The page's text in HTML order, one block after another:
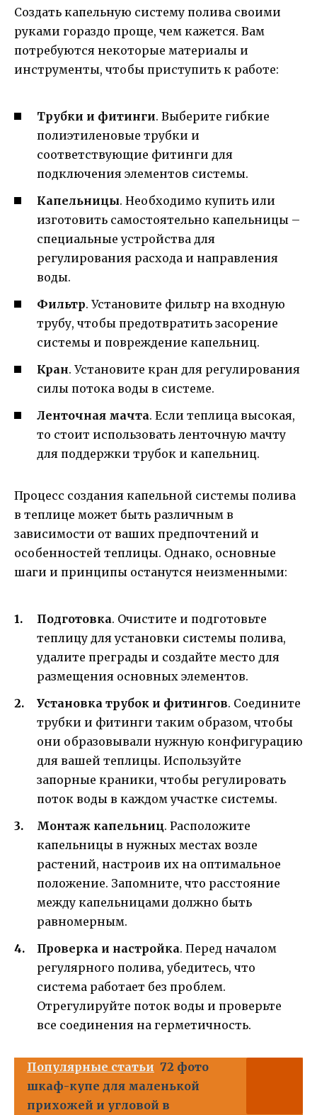
Создать капельную систему полива своими
руками гораздо проще, чем кажется. Вам
потребуются некоторые материалы и
инструменты, чтобы приступить к работе:
Трубки и фитинги. Выберите гибкие
полиэтиленовые трубки и
соответствующие фитинги для
подключения элементов системы.
Капельницы. Необходимо купить или
изготовить самостоятельно капельницы –
специальные устройства для
регулирования расхода и направления
воды.
Фильтр. Установите фильтр на входную
трубу, чтобы предотвратить засорение
системы и повреждение капельниц.
Кран. Установите кран для регулирования
силы потока воды в системе.
Ленточная мачта. Если теплица высокая,
то стоит использовать ленточную мачту
для поддержки трубок и капельниц.
Процесс создания капельной системы полива
в теплице может быть различным в
зависимости от ваших предпочтений и
особенностей теплицы. Однако, основные
шаги и принципы останутся неизменными:
Подготовка. Очистите и подготовьте
теплицу для установки системы полива,
удалите преграды и создайте место для
размещения основных элементов.
Установка трубок и фитингов. Соедините
трубки и фитинги таким образом, чтобы
они образовывали нужную конфигурацию
для вашей теплицы. Используйте
запорные краники, чтобы регулировать
поток воды в каждом участке системы.
Монтаж капельниц. Расположите
капельницы в нужных местах возле
растений, настроив их на оптимальное
положение. Запомните, что расстояние
между капельницами должно быть
равномерным.
Проверка и настройка. Перед началом
регулярного полива, убедитесь, что
система работает без проблем.
Отрегулируйте поток воды и проверьте
все соединения на герметичность.
Популярные статьи 72 фото
шкаф-купе для маленькой
прихожей и угловой в